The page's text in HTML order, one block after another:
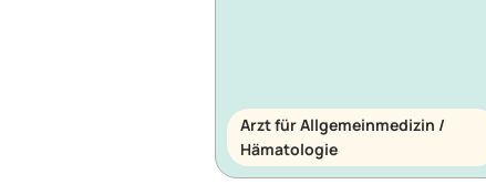
Arzt für Allgemeinmedizin /
Hämatologie